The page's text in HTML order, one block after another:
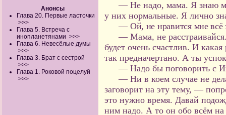
Анонсы
Глава 20. Первые ласточки
>>>
Глава 5. Встреча с
инопланетянами >>>
Глава 6. Невесёлые думы
>>>
Глава 3. Брат с сестрой
>>>
Глава 1. Роковой поцелуй
>>>
— Не надо, мама. Я знаю
у них нормальные. Я лично
— Ой, не нравится мне всё
— Мама, не
будет очень счастлив. И
так предначертано. А ты
— Надо бы поговорить с
— Ни в коем случае не
заговорит на эту тему, —
это нужно время. Давай
ним надо. А то он обо всём на